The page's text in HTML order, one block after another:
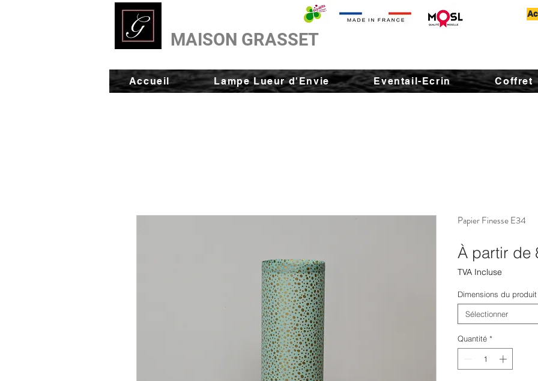
MAISON GRASSET
Papier Finesse E34
À partir de
TVA Incluse
Dimensions du produit
Sélectionner
Quantité *
Accueil Lampe Lueur d'Envie Eventail-Ecrin Coffret